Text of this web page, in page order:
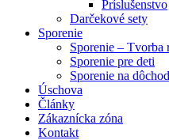
Príslušenstvo
Darčekové sety
Sporenie
Sporenie – Tvorba
Sporenie pre deti
Sporenie na
Úschova
Články
Zákaznícka zóna
Kontakt